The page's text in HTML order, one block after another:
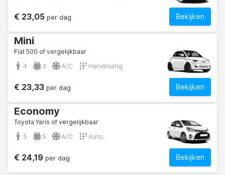
Bekijken
€ 23,05 per dag
Mini
Fiat 500 of vergelijkbaar
4 3 A/C Handmatig
Bekijken
€ 23,33 per dag
Economy
Toyota Yaris of vergelijkbaar
5 5 A/C Auto.
Bekijken
€ 24,19 per dag